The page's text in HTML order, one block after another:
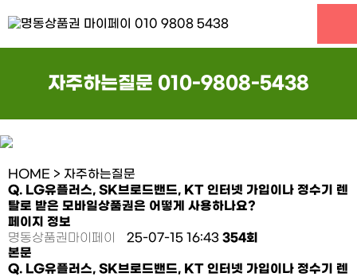
자주하는질문 010-9808-5438
HOME > 자주하는질문
Q. LG유플러스, SK브로드밴드, KT 인터넷 가입이나 정수기 렌
탈로 받은 모바일상품권은 어떻게 사용하나요?
페이지 정보
명동상품권마이페이
25-07-15 16:43 354회
본문
Q. LG유플러스, SK브로드밴드, KT 인터넷 가입이나 정수기 렌